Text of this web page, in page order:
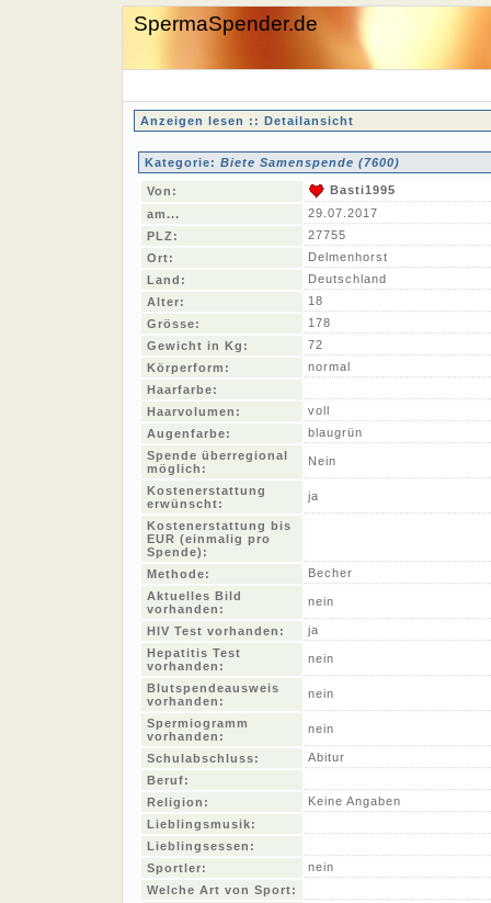
SpermaSpender.de
Anzeigen lesen :: Detailansicht
Kategorie: Biete Samenspende (7600)
Von:
Basti1995
am...
29.07.2017
PLZ:
27755
Ort:
Delmenhorst
Land:
Deutschland
Alter:
18
Grösse:
178
Gewicht in Kg:
72
Körperform:
normal
Haarfarbe:
Haarvolumen:
voll
Augenfarbe:
blaugrün
Spende überregional
möglich:
Nein
Kostenerstattung
erwünscht:
ja
Kostenerstattung bis
EUR (einmalig pro
Spende):
Methode:
Becher
Aktuelles Bild
vorhanden:
nein
HIV Test vorhanden:
ja
Hepatitis Test
vorhanden:
nein
Blutspendeausweis
vorhanden:
nein
Spermiogramm
vorhanden:
nein
Schulabschluss:
Abitur
Beruf:
Religion:
Keine Angaben
Lieblingsmusik:
Lieblingsessen:
Sportler:
nein
Welche Art von Sport: